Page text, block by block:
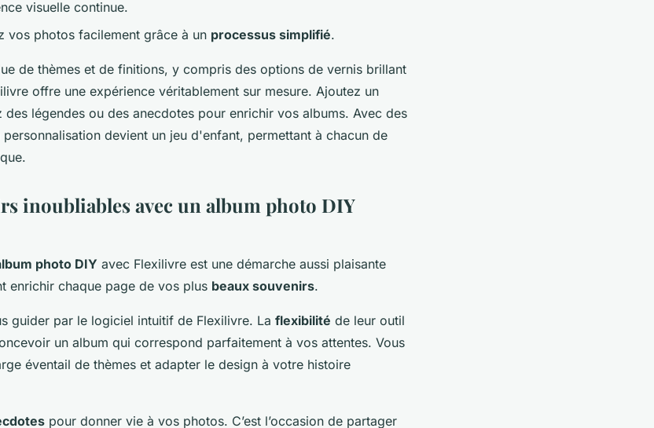
visuelle continue.
vos photos facilement grâce à un processus simplifié.
de thèmes et de finitions, y compris des options de vernis brillant
offre une expérience véritablement sur mesure. Ajoutez un
des légendes ou des anecdotes pour enrichir vos albums. Avec des
devient un jeu d'enfant, permettant à chacun de
inoubliables avec un album photo DIY
photo DIY avec Flexilivre est une démarche aussi plaisante
enrichir chaque page de vos plus beaux souvenirs.
guider par le logiciel intuitif de Flexilivre. La flexibilité de leur outil
un album qui correspond parfaitement à vos attentes. Vous
éventail de thèmes et adapter le design à votre histoire
pour donner vie à vos photos. C’est l’occasion de partager